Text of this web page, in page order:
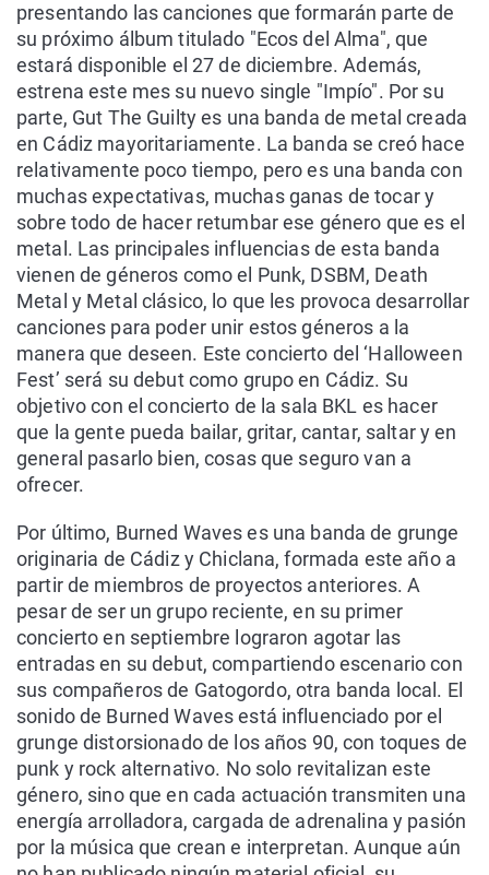
presentando las canciones que formarán parte de
su próximo álbum titulado "Ecos del Alma", que
estará disponible el 27 de diciembre. Además,
estrena este mes su nuevo single "Impío". Por su
parte, Gut The Guilty es una banda de metal creada
en Cádiz mayoritariamente. La banda se creó hace
relativamente poco tiempo, pero es una banda con
muchas expectativas, muchas ganas de tocar y
sobre todo de hacer retumbar ese género que es el
metal. Las principales influencias de esta banda
vienen de géneros como el Punk, DSBM, Death
Metal y Metal clásico, lo que les provoca desarrollar
canciones para poder unir estos géneros a la
manera que deseen. Este concierto del ‘Halloween
Fest’ será su debut como grupo en Cádiz. Su
objetivo con el concierto de la sala BKL es hacer
que la gente pueda bailar, gritar, cantar, saltar y en
general pasarlo bien, cosas que seguro van a
ofrecer.
Por último, Burned Waves es una banda de grunge
originaria de Cádiz y Chiclana, formada este año a
partir de miembros de proyectos anteriores. A
pesar de ser un grupo reciente, en su primer
concierto en septiembre lograron agotar las
entradas en su debut, compartiendo escenario con
sus compañeros de Gatogordo, otra banda local. El
sonido de Burned Waves está influenciado por el
grunge distorsionado de los años 90, con toques de
punk y rock alternativo. No solo revitalizan este
género, sino que en cada actuación transmiten una
energía arrolladora, cargada de adrenalina y pasión
por la música que crean e interpretan. Aunque aún